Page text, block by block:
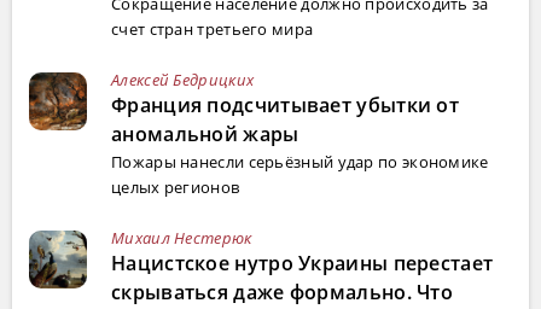
счет стран третьего мира
Алексей Бедрицких
Франция подсчитывает убытки от
аномальной жары
Пожары нанесли серьёзный удар по экономике
целых регионов
Михаил Нестерюк
Нацистское нутро Украины перестает
скрываться даже формально. Что